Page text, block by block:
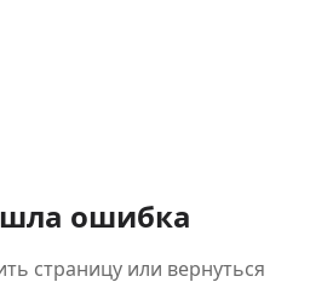
ошибка
страницу или вернуться